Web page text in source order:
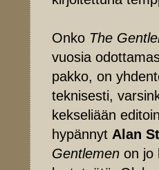
Onko The
vuosia
pakko, on
teknisesti,
kekseliään
hypännyt Alan
Gentlemen on jo